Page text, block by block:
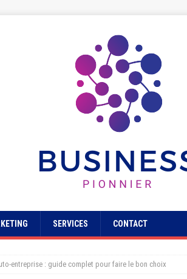
SERVICES CONTACT
entreprise : guide complet pour faire le bon choix